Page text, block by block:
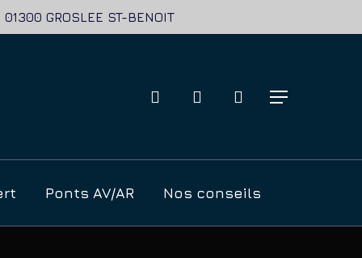
GROSLEE ST-BENOIT
Menu
Ponts AV/AR Nos conseils